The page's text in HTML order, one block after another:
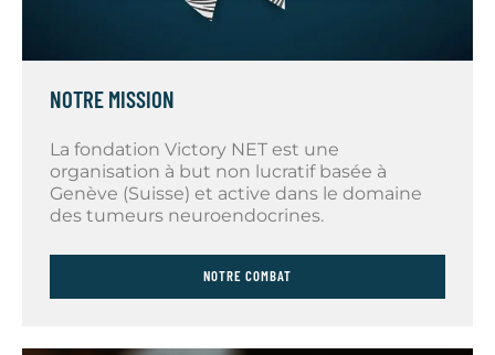
NOTRE MISSION
La fondation Victory NET est une
organisation à but non lucratif basée à
Genève (Suisse) et active dans le domaine
des tumeurs neuroendocrines.
NOTRE COMBAT